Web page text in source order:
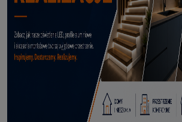
66,99 zł
DODAJ DO KOSZYKA